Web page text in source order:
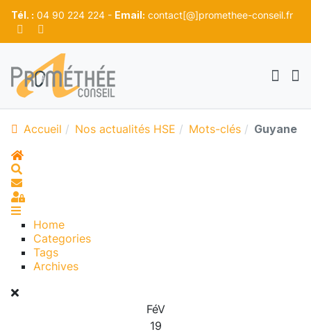
Tél. : 04 90 224 224 - Email: contact[@]promethee-conseil.fr
Accueil Nos actualités HSE Mots-clés
Guyane
Home
S'abonner au blog
Sign In
Home
Categories
Tags
Archives
FéV
19